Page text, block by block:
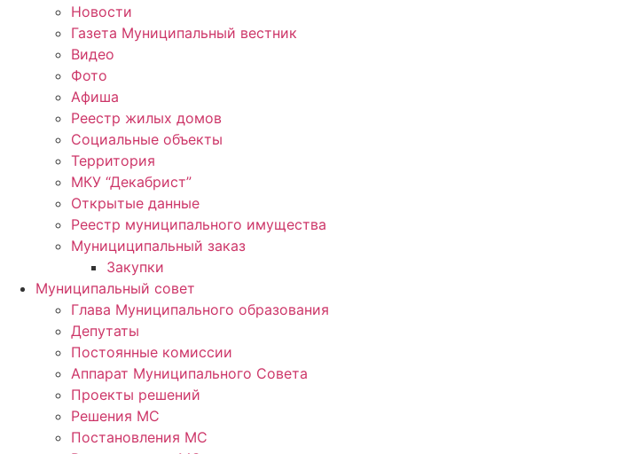
Новости
Газета Муниципальный вестник
Видео
Фото
Афиша
Реестр жилых домов
Социальные объекты
Территория
МКУ “Декабрист”
Открытые данные
Реестр муниципального имущества
Мунициципальный заказ
Закупки
Муниципальный совет
Глава Муниципального образования
Депутаты
Постоянные комиссии
Аппарат Муниципального Совета
Проекты решений
Решения МС
Постановления МС